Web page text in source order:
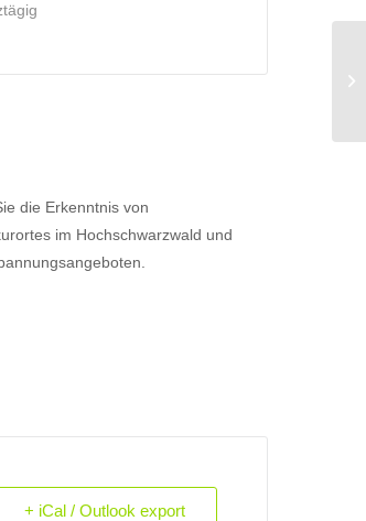
die Erkenntnis von
im Hochschwarzwald und
+ iCal / Outlook export